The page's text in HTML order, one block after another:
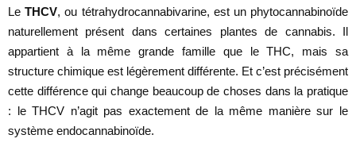
LeTHCV, ou tétrahydrocannabivarine, est un phytocannabinoïde
naturellement présent dans certaines plantes de cannabis. Il
appartient à la même grande famille que le THC, mais sa
structure chimique est légèrement différente. Et c’est précisément
cette différence qui change beaucoup de choses dans la pratique
: le THCV n’agit pas exactement de la même manière sur le
système endocannabinoïde.